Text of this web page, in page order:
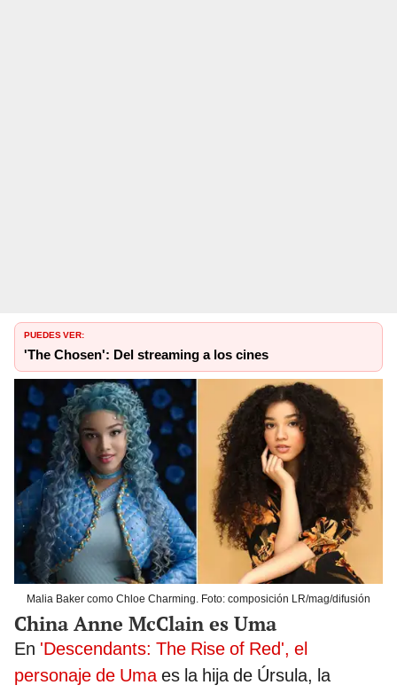
PUEDES VER:
'The Chosen': Del streaming a los cines
Malia Baker como Chloe Charming. Foto: composición LR/mag/difusión
China Anne McClain es Uma
En 'Descendants: The Rise of Red', el
personaje de Umaes la hija de Úrsula, la